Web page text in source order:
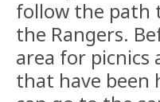
follow the path
the Rangers.
area for picnics
that have been